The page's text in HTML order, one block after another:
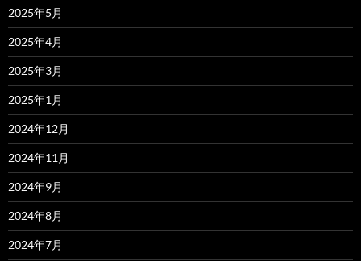
2025年5月
2025年4月
2025年3月
2025年1月
2024年12月
2024年11月
2024年9月
2024年8月
2024年7月